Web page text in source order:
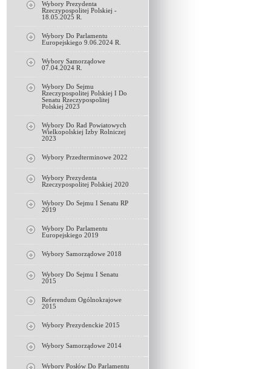
Wybory Prezydenta
Rzeczypospolitej Polskiej -
18.05.2025 R.
Wybory Do Parlamentu
Europejskiego 9.06.2024 R.
Wybory Samorządowe
07.04.2024 R.
Wybory Do Sejmu
Rzeczypospolitej Polskiej I Do
Senatu Rzeczypospolitej
Polskiej 2023
Wybory Do Rad Powiatowych
Wielkopolskiej Izby Rolniczej
2023
Wybory Przedterminowe 2022
Wybory Prezydenta
Rzeczypospolitej Polskiej 2020
Wybory Do Sejmu I Senatu RP
2019
Wybory Do Parlamentu
Europejskiego 2019
Wybory Samorządowe 2018
Wybory Do Sejmu I Senatu
2015
Referendum Ogólnokrajowe
2015
Wybory Prezydenckie 2015
Wybory Samorządowe 2014
Wybory Posłów Do Parlamentu